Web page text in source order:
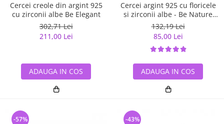
Cercei creole din argint 925
cu zirconii albe Be Elegant
302,71 Lei
211,00 Lei
ADAUGA IN COS
Cercei argint 925 cu floricele
si zirconii albe - Be Nature
EST0023
132,19 Lei
85,00 Lei
ADAUGA IN COS
-57% -43%